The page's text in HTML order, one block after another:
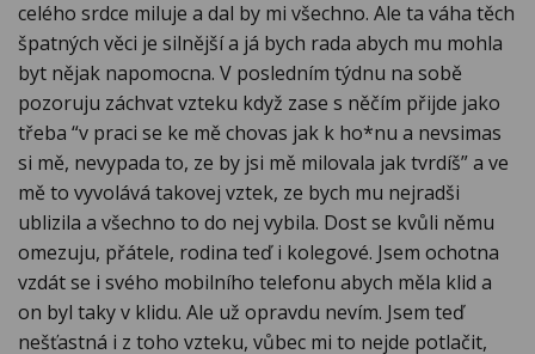
celého srdce miluje a dal by mi všechno. Ale ta váha těch
špatných věci je silnější a já bych rada abych mu mohla
byt nějak napomocna. V posledním týdnu na sobě
pozoruju záchvat vzteku když zase s něčím přijde jako
třeba “v praci se ke mě chovas jak k ho*nu a nevsimas
si mě, nevypada to, ze by jsi mě milovala jak tvrdíš” a ve
mě to vyvolává takovej vztek, ze bych mu nejradši
ublizila a všechno to do nej vybila. Dost se kvůli němu
omezuju, přátele, rodina teď i kolegové. Jsem ochotna
vzdát se i svého mobilního telefonu abych měla klid a
on byl taky v klidu. Ale už opravdu nevím. Jsem teď
nešťastná i z toho vzteku, vůbec mi to nejde potlačit,